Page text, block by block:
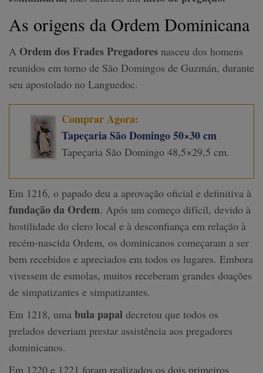
As origens da Ordem Dominicana
A Ordem dos Frades Pregadores nasceu dos homens
reunidos em torno de São Domingos de Guzmán, durante
seu apostolado no Languedoc.
Comprar Agora:
Tapeçaria São Domingo 50×30 cm
Tapeçaria São Domingo 48,5×29,5 cm.
Em 1216, o papado deu a aprovação oficial e definitiva à
fundação da Ordem. Após um começo difícil, devido à
hostilidade do clero local e à desconfiança em relação à
recém-nascida Ordem, os dominicanos começaram a ser
bem recebidos e apreciados em todos os lugares. Embora
vivessem de esmolas, muitos receberam grandes doações
de simpatizantes e simpatizantes.
Em 1218, uma bula papal decretou que todos os
prelados deveriam prestar assistência aos pregadores
dominicanos.
Em 1220 e 1221 foram realizados os dois primeiros